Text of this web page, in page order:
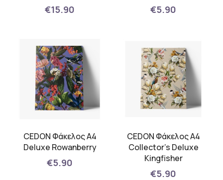
€15.90 €5.90
CEDON Φάκελος Α4
Deluxe Rowanberry
€5.90
CEDON Φάκελος Α4
Collector's Deluxe
Kingfisher
€5.90